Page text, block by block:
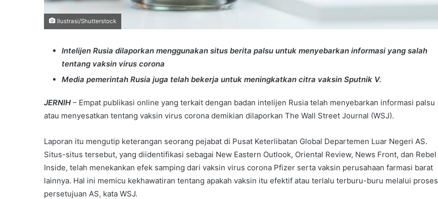
Ilustrasi/Shutterstock
Intelijen Rusia dilaporkan menggunakan situs berita palsu untuk menyebarkan informasi yang salah
tentang vaksin virus corona
Media pemerintah Rusia juga telah bekerja untuk meningkatkan citra vaksin Sputnik V.
JERNIH – Empat publikasi online yang terkait dengan badan intelijen Rusia telah menyebarkan informasi palsu
atau menyesatkan tentang vaksin virus corona demikian dilaporkan The Wall Street Journal (WSJ).
Laporan itu mengutip keterangan seorang pejabat di Pusat Keterlibatan Global Departemen Luar Negeri AS.
Situs-situs tersebut, yang diidentifikasi sebagai New Eastern Outlook, Oriental Review, News Front, dan Rebel
Inside, telah menekankan efek samping dari vaksin virus corona Pfizer serta vaksin perusahaan farmasi barat
lainnya. Hal ini memicu kekhawatiran tentang apakah vaksin itu efektif atau terlalu terburu-buru melalui proses
persetujuan AS, kata WSJ.